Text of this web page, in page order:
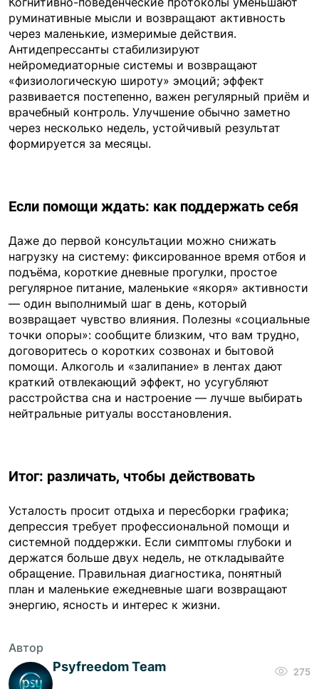
руминативные мысли и возвращают активность
через маленькие, измеримые действия.
Антидепрессанты стабилизируют
нейромедиаторные системы и возвращают
«физиологическую широту» эмоций; эффект
развивается постепенно, важен регулярный приём и
врачебный контроль. Улучшение обычно заметно
через несколько недель, устойчивый результат
формируется за месяцы.
Если помощи ждать: как поддержать себя
Даже до первой консультации можно снижать
нагрузку на систему: фиксированное время отбоя и
подъёма, короткие дневные прогулки, простое
регулярное питание, маленькие «якоря» активности
— один выполнимый шаг в день, который
возвращает чувство влияния. Полезны «социальные
точки опоры»: сообщите близким, что вам трудно,
договоритесь о коротких созвонах и бытовой
помощи. Алкоголь и «залипание» в лентах дают
краткий отвлекающий эффект, но усугубляют
расстройства сна и настроение — лучше выбирать
нейтральные ритуалы восстановления.
Итог: различать, чтобы действовать
Усталость просит отдыха и пересборки графика;
депрессия требует профессиональной помощи и
системной поддержки. Если симптомы глубоки и
держатся больше двух недель, не откладывайте
обращение. Правильная диагностика, понятный
план и маленькие ежедневные шаги возвращают
энергию, ясность и интерес к жизни.
Автор
Psyfreedom Team 275